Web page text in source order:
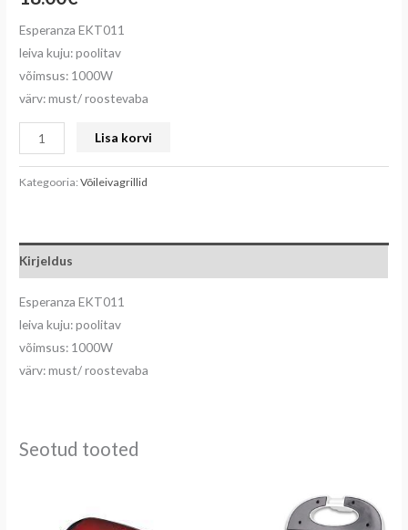
Esperanza EKT011
leiva kuju: poolitav
võimsus: 1000W
värv: must/ roostevaba
Lisa korvi
Kategooria:Võileivagrillid
Kirjeldus
Esperanza EKT011
leiva kuju: poolitav
võimsus: 1000W
värv: must/ roostevaba
Seotud tooted